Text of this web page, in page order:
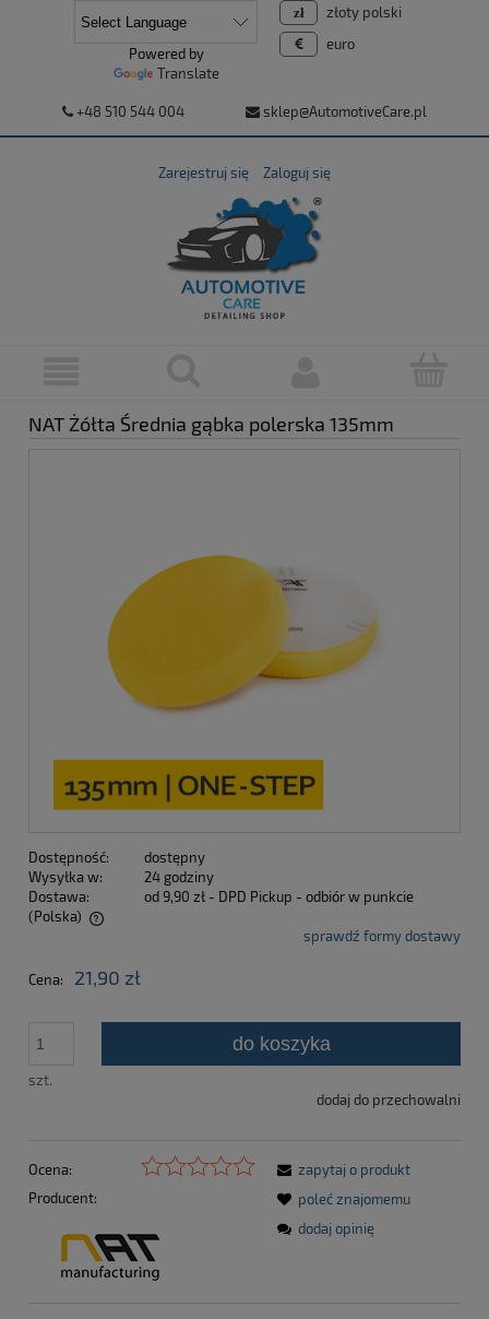
+48 510 544 004 sklep@AutomotiveCare.pl
Zarejestruj się Zaloguj się
złoty polski
euro
Powered by
Translate
NAT Żółta Średnia gąbka polerska 135mm
Dostępność:
dostępny
Wysyłka w:
24 godziny
Dostawa:
od 9,90 zł - DPD Pickup - odbiór w punkcie
(Polska)
Cena nie zawiera ewentualnych kosztów płatnościsprawdź formy dostawy
Cena: 21,90 zł
szt.
do koszyka
dodaj do przechowalni
Ocena:
Producent:
zapytaj o produkt
poleć znajomemu
dodaj opinię